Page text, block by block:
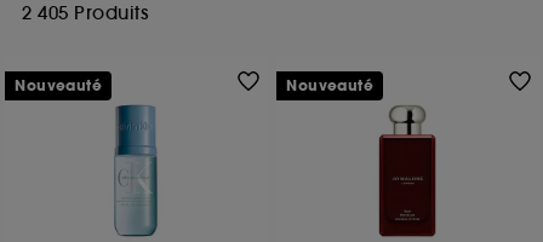
2 405 Produits
Nouveauté Nouveauté